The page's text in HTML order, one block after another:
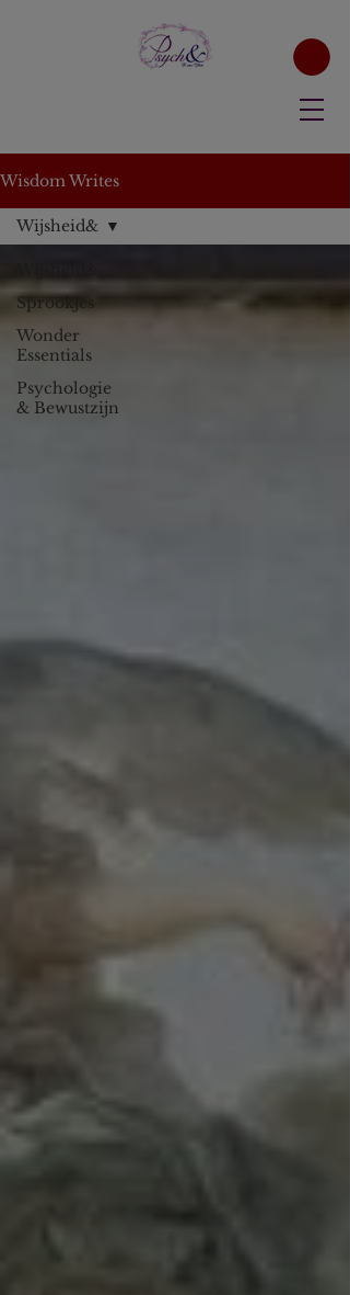
Wisdom Writes
Sprookjes
Wonder
Essentials
Psychologie
& Bewustzijn
Wijsheid&